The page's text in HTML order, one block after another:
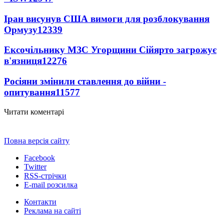
Іран висунув США вимоги для розблокування
Ормузу12339
Ексочільнику МЗС Угорщини Сійярто загрожує
в'язниця12276
Росіяни змінили ставлення до війни -
опитування11577
Читати коментарі
Повна версія сайту
Facebook
Twitter
RSS-стрічки
E-mail розсилка
Контакти
Реклама на сайті